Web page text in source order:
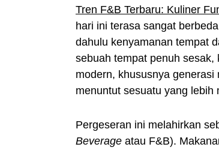
Tren F&B Terbaru: Kuliner
hari ini terasa sangat
dahulu kenyamanan tempat
sebuah tempat penuh
modern, khususnya
menuntut sesuatu yang
Pergeseran ini melahirkan
Beverage atau F&B).